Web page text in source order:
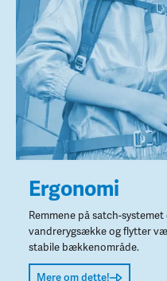
Ergonomi
Remmene på satch-
vandrerygsække og flytter
stabile bækkenområde.
Mere om dette!